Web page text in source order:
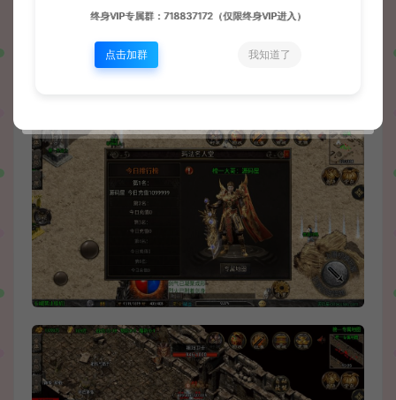
终身VIP专属群：718837172（仅限终身VIP进入）
点击加群 我知道了